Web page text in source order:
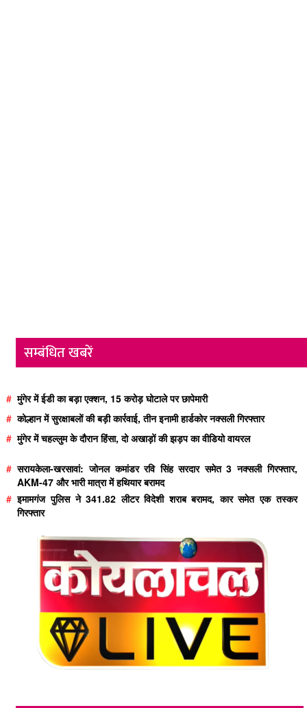
सम्बंधित खबरें
# मुंगेर में ईडी का बड़ा एक्शन, 15 करोड़ घोटाले पर छापेमारी
# कोल्हान में सुरक्षाबलों की बड़ी कार्रवाई, तीन इनामी हार्डकोर नक्सली गिरफ्तार
# मुंगेर में चहल्लुम के दौरान हिंसा, दो अखाड़ों की झड़प का वीडियो वायरल
# सरायकेला-खरसावां: जोनल कमांडर रवि सिंह सरदार समेत 3 नक्सली गिरफ्तार,
AKM-47 और भारी मात्रा में हथियार बरामद
# इमामगंज पुलिस ने 341.82 लीटर विदेशी शराब बरामद, कार समेत एक तस्कर
गिरफ्तार